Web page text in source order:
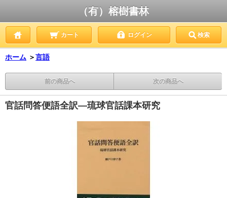
（有）榕樹書林
カート ログイン 検索
ホーム ＞言語
前の商品へ 次の商品へ
官話問答便語全訳―琉球官話課本研究